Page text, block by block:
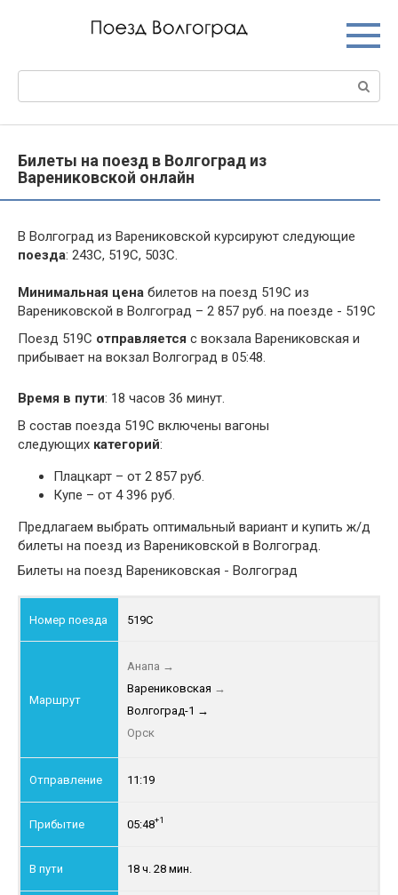
Билеты на поезд в Волгоград из
Варениковской онлайн
В Волгоград из Варениковской курсируют следующие
поезда: 243С, 519С, 503С.
Минимальная цена билетов на поезд 519С из
Варениковской в Волгоград – 2 857 руб. на поезде - 519С
Поезд 519С отправляется с вокзала Варениковская и
прибывает на вокзал Волгоград в 05:48.
Время в пути: 18 часов 36 минут.
В состав поезда 519С включены вагоны
следующих категорий:
Плацкарт – от 2 857 руб.
Купе – от 4 396 руб.
Предлагаем выбрать оптимальный вариант и купить ж/д
билеты на поезд из Варениковской в Волгоград.
Билеты на поезд Варениковская - Волгоград
519С
Анапа →
Варениковская →
Волгоград-1 →
Орск
11:19
05:48+1
18 ч. 28 мин.